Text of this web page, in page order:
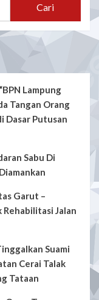
Cari
Lampung
Tangan Orang
Dasar Putusan
Sabu Di
Garut –
Rehabilitasi Jalan
Suami
Cerai Talak
Tataan